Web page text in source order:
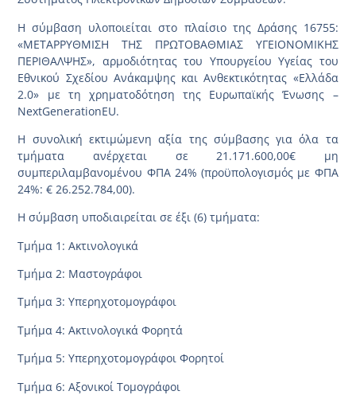
Η σύμβαση υλοποιείται στο πλαίσιο της Δράσης 16755:
«ΜΕΤΑΡΡΥΘΜΙΣΗ ΤΗΣ ΠΡΩΤΟΒΑΘΜΙΑΣ ΥΓΕΙΟΝΟΜΙΚΗΣ
ΠΕΡΙΘΑΛΨΗΣ», αρμοδιότητας του Υπουργείου Υγείας του
Εθνικού Σχεδίου Ανάκαμψης και Ανθεκτικότητας «Ελλάδα
2.0» με τη χρηματοδότηση της Ευρωπαϊκής Ένωσης –
NextGenerationEU.
H συνολική εκτιμώμενη αξία της σύμβασης για όλα τα
τμήματα ανέρχεται σε 21.171.600,00€ μη
συμπεριλαμβανομένου ΦΠΑ 24% (προϋπολογισμός με ΦΠΑ
24%: € 26.252.784,00).
Η σύμβαση υποδιαιρείται σε έξι (6) τμήματα:
Τμήμα 1: Ακτινολογικά
Τμήμα 2: Μαστογράφοι
Τμήμα 3: Υπερηχοτομογράφοι
Τμήμα 4: Ακτινολογικά Φορητά
Τμήμα 5: Υπερηχοτομογράφοι Φορητοί
Τμήμα 6: Αξονικοί Τομογράφοι